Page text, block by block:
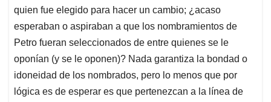
quien fue elegido para hacer un cambio; ¿acaso
esperaban o aspiraban a que los nombramientos de
Petro fueran seleccionados de entre quienes se le
oponían (y se le oponen)? Nada garantiza la bondad o
idoneidad de los nombrados, pero lo menos que por
lógica es de esperar es que pertenezcan a la línea de